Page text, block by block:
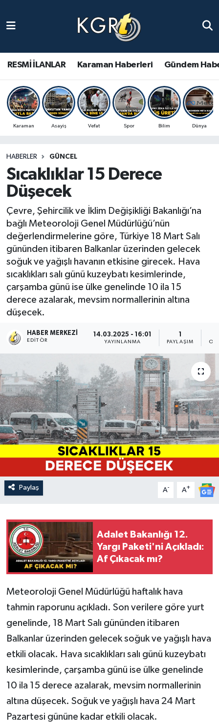
RESMİ İLANLAR Karaman Haberleri Gündem
Karaman Asayiş Vefat Spor Bilim Dünya
HABERLER GÜNCEL
Sıcaklıklar 15 Derece
Düşecek
Çevre, Şehircilik ve İklim Değişikliği Bakanlığı’na
bağlı Meteoroloji Genel Müdürlüğü’nün
değerlendirmelerine göre, Türkiye 18 Mart Salı
gününden itibaren Balkanlar üzerinden gelecek
soğuk ve yağışlı havanın etkisine girecek. Hava
sıcaklıkları salı günü kuzeybatı kesimlerinde,
çarşamba günü ise ülke genelinde 10 ila 15
derece azalarak, mevsim normallerinin altına
düşecek.
HABER MERKEZI
EDITÖR
14.03.2025 - 16:01
YAYINLANMA
1
PAYLAŞIM
Paylaş A- A+
Adalet Bakanlığı 12.
Yargı Paketi'ni Açıkladı:
Af Çıkacak mı?
Meteoroloji Genel Müdürlüğü haftalık hava
tahmin raporunu açıkladı. Son verilere göre yurt
genelinde, 18 Mart Salı gününden itibaren
Balkanlar üzerinden gelecek soğuk ve yağışlı hava
etkili olacak. Hava sıcaklıkları salı günü kuzeybatı
kesimlerinde, çarşamba günü ise ülke genelinde
10 ila 15 derece azalarak, mevsim normallerinin
altına düşecek. Soğuk ve yağışlı hava 24 Mart
Pazartesi gününe kadar etkili olacak.
Gündem Haberleri
Güncel Haberler
Spor Haberleri
Ulusal Haberler
Vefat Edenler